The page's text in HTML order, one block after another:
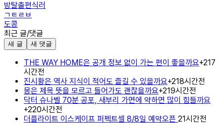
방탈출편식러
ㄱㅌㄹㅂ
도콩
최근 글/댓글
새 글 새 댓글
THE WAY HOME은 공개 정보 없이 가는 편이 좋을까요+217
시간전
진시황은 역사 지식이 적어도 즐길 수 있을까요+218시간전
몽은 제목 뜻을 모르고 들어가도 괜찮을까요+219시간전
닥터 슈나벨 70분 공포, 새부리 가면에 약하면 많이 힘들까요
+220시간전
더플라이트 이스케이프 퍼펙트셀 8/8일 예약오픈 21시간전